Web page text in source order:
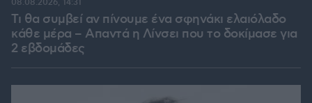
Τι θα συμβεί αν πίνουμε ένα σφηνάκι ελαιόλαδο
κάθε μέρα – Απαντά η Λίνσει που το δοκίμασε για
2 εβδομάδες
08.08.2026, 14:31